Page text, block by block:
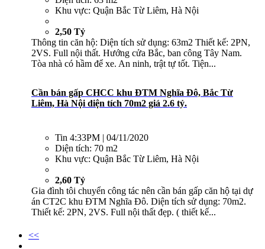
Khu vực: Quận Bắc Từ Liêm, Hà Nội
2,50 Tỷ
Thông tin căn hộ: Diện tích sử dụng: 63m2 Thiết kế: 2PN,
2VS. Full nội thất. Hướng cửa Bắc, ban công Tây Nam.
Tòa nhà có hầm để xe. An ninh, trật tự tốt. Tiện...
Cần bán gấp CHCC khu ĐTM Nghĩa Đô, Bắc Từ
Liêm, Hà Nội diện tích 70m2 giá 2.6 tỷ.
Tin 4:33PM | 04/11/2020
Diện tích: 70 m2
Khu vực: Quận Bắc Từ Liêm, Hà Nội
2,60 Tỷ
Gia đình tôi chuyển công tác nên cần bán gấp căn hộ tại dự
án CT2C khu ĐTM Nghĩa Đô. Diện tích sử dụng: 70m2.
Thiết kế: 2PN, 2VS. Full nội thất đẹp. ( thiết kế...
<<